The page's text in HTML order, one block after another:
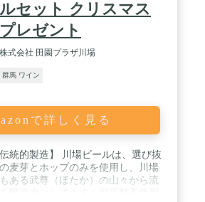
ルセット クリスマス
プレゼント
株式会社 田園プラザ川場
群馬 ワイン
で詳しく見る
統的製造】 川場ビールは、選び抜
麦芽とホップのみを使用し、川場
ある武尊（ほたか）の山々から流